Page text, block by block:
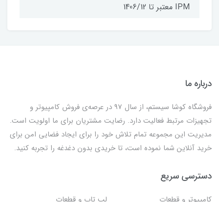
IPM معتبر تا 1406/12
درباره ما
فروشگاه کوشا سیستم، از سال 97 در عرصه‌ی فروش کامپیوتر و
تجهیزات مرتبط فعالیت دارد. رضایت مشتریان برای ما اولویت است.
مدیریت این مجموعه تمام تلاش خود را برای ایجاد فضایی امن برای
خرید آنلاین شما نموده است، تا خریدی بدون دغدغه را تجربه کنید.
دسترسی سریع
کامپیوتر و قطعات لپ تاپ و قطعات